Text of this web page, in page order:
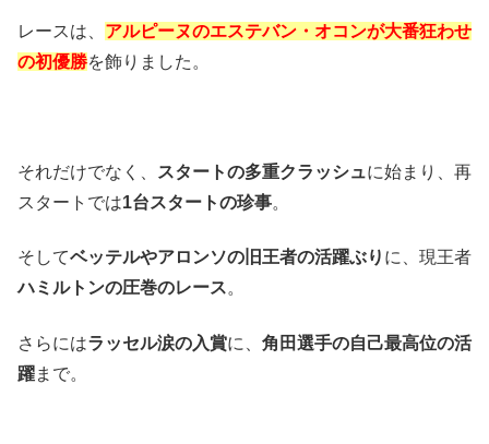
レースは、 アルピーヌのエステバン・オコンが大番狂わせ
の初優勝を飾りました。
それだけでなく、 スタートの多重クラッシュに始まり、再
スタートでは1台スタートの珍事。
そしてベッテルやアロンソの旧王者の活躍ぶり に、現王者
ハミルトンの圧巻のレース。
さらにはラッセル涙の入賞に、 角田選手の自己最高位の活
躍まで。